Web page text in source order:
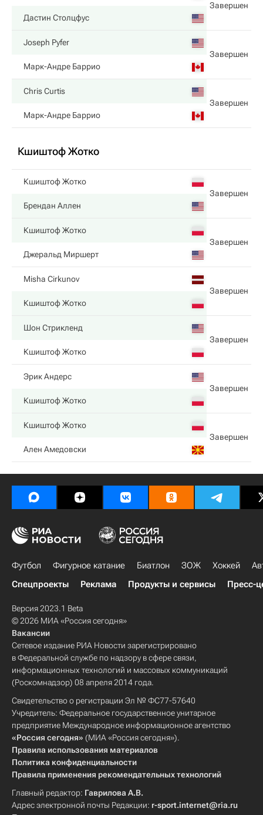
Завершен
Дастин Столцфус
Joseph Pyfer
Завершен
Марк-Андре Баррио
Chris Curtis
Завершен
Марк-Андре Баррио
Кшиштоф Жотко
Кшиштоф Жотко
Завершен
Брендан Аллен
Кшиштоф Жотко
Завершен
Джеральд Миршерт
Misha Cirkunov
Завершен
Кшиштоф Жотко
Шон Стрикленд
Завершен
Кшиштоф Жотко
Эрик Андерс
Завершен
Кшиштоф Жотко
Кшиштоф Жотко
Завершен
Ален Амедовски
Футбол Фигурное катание Биатлон ЗОЖ Хоккей
Спецпроекты
Реклама Продукты и сервисы Пресс-
Версия 2023.1 Beta
© 2026 МИА «Россия сегодня»
Вакансии
Сетевое издание РИА Новости зарегистрировано
в Федеральной службе по надзору в сфере связи,
информационных технологий и массовых коммуникаций
(Роскомнадзор) 08 апреля 2014 года.
Свидетельство о регистрации Эл № ФС77-57640
Учредитель: Федеральное государственное унитарное
предприятие Международное информационное агентство
«Россия сегодня» (МИА «Россия сегодня»).
Правила использования материалов
Политика конфиденциальности
Правила применения рекомендательных технологий
Главный редактор: Гаврилова А.В.
Адрес электронной почты Редакции: r-sport.internet@ria.ru